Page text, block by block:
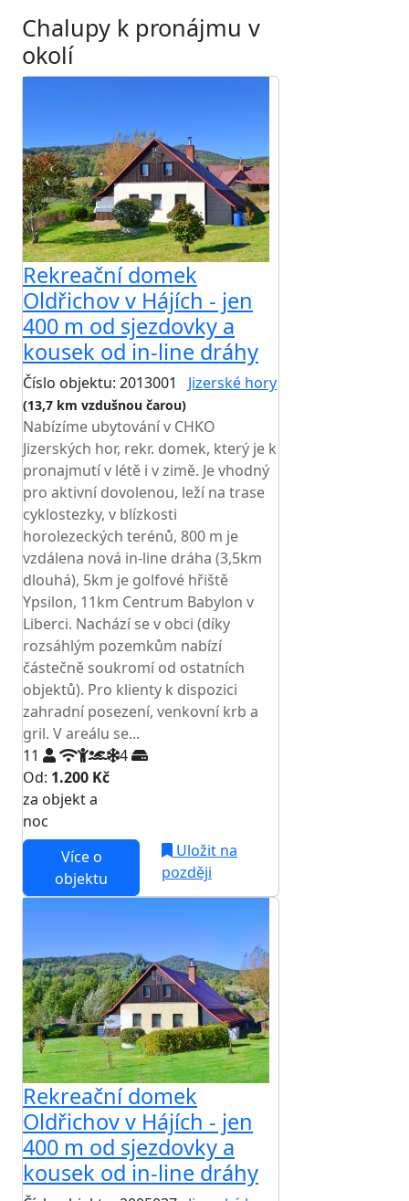
Chalupy k pronájmu v
okolí
Rekreační domek
Oldřichov v Hájích - jen
400 m od sjezdovky a
kousek od in-line dráhy
Číslo objektu: 2013001 Jizerské hory
(13,7 km vzdušnou čarou)
Nabízíme ubytování v CHKO
Jizerských hor, rekr. domek, který je k
pronajmutí v létě i v zimě. Je vhodný
pro aktivní dovolenou, leží na trase
cyklostezky, v blízkosti
horolezeckých terénů, 800 m je
vzdálena nová in-line dráha (3,5km
dlouhá), 5km je golfové hřiště
Ypsilon, 11km Centrum Babylon v
Liberci. Nachází se v obci (díky
rozsáhlým pozemkům nabízí
částečně soukromí od ostatních
objektů). Pro klienty k dispozici
zahradní posezení, venkovní krb a
gril. V areálu se...
11
4
Od: 1.200 Kč
za objekt a
noc
Více o
objektu
Uložit na
později
Rekreační domek
Oldřichov v Hájích - jen
400 m od sjezdovky a
kousek od in-line dráhy